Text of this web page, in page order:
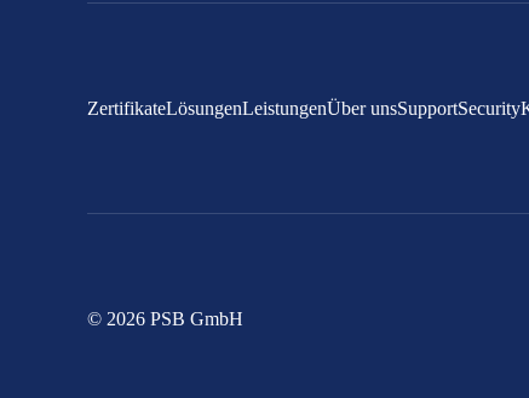
ZertifikateLösungenLeistungenÜber unsSupportSecurity
© 2026 PSB GmbH